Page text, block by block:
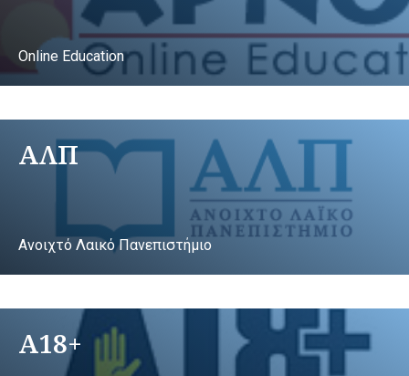
Online Education
ΑΛΠ
Ανοιχτό Λαικό Πανεπιστήμιο
A18+